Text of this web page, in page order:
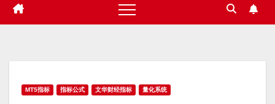
MT5指标 指标公式 文华财经指标 量化系统